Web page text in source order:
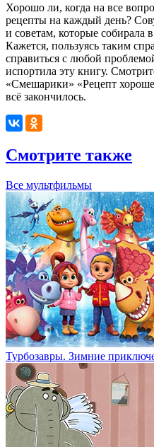
Хорошо ли, когда на все
рецепты на каждый день?
и советам, которые собирала
Кажется, пользуясь таким
справиться с любой
испортила эту книгу.
«Смешарики» «Рецепт
всё закончилось.
Смотрите также
Все мультфильмы
Турбозавры. Зимние